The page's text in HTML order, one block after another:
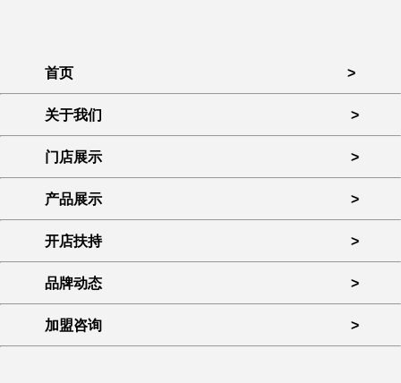
首页 >
关于我们 >
门店展示 >
产品展示 >
开店扶持 >
品牌动态 >
加盟咨询 >